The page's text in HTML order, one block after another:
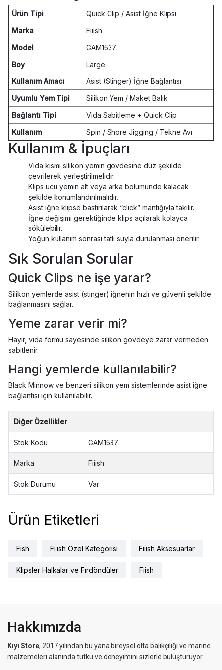
Ürün Tipi
Quick Clip / Asist İğne Klipsi
Marka
Fiiish
Model
GAM1537
Boy
Large
Kullanım Amacı
Asist (Stinger) İğne Bağlantısı
Uyumlu Yem Tipi
Silikon Yem / Maket Balık
Bağlantı Tipi
Vida Sabitleme + Quick Clip
Kullanım
Spin / Shore Jigging / Tekne Avı
Kullanım & İpuçları
Vida kısmı silikon yemin gövdesine düz şekilde
çevrilerek yerleştirilmelidir.
Klips ucu yemin alt veya arka bölümünde kalacak
şekilde konumlandırılmalıdır.
Asist iğne klipse bastırılarak “click” mantığıyla takılır.
İğne değişimi gerektiğinde klips açılarak kolayca
sökülebilir.
Yoğun kullanım sonrası tatlı suyla durulanması önerilir.
Sık Sorulan Sorular
Quick Clips ne işe yarar?
Silikon yemlerde asist (stinger) iğnenin hızlı ve güvenli şekilde
bağlanmasını sağlar.
Yeme zarar verir mi?
Hayır, vida formu sayesinde silikon gövdeye zarar vermeden
sabitlenir.
Hangi yemlerde kullanılabilir?
Black Minnow ve benzeri silikon yem sistemlerinde asist iğne
bağlantısı için kullanılabilir.
Diğer Özellikler
Stok Kodu GAM1537
Marka Fiiish
Stok Durumu Var
Ürün Etiketleri
Fish Fiiish Özel Kategorisi Fiiish Aksesuarlar
Klipsler Halkalar ve Fırdöndüler Fiish
Hakkımızda
Kıyı Store, 2017 yılından bu yana bireysel olta balıkçılığı ve marine
malzemeleri alanında tutku ve deneyimini sizlerle buluşturuyor.